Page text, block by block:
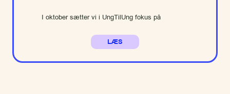
I oktober sætter vi i UngTilUng fokus på
LÆS